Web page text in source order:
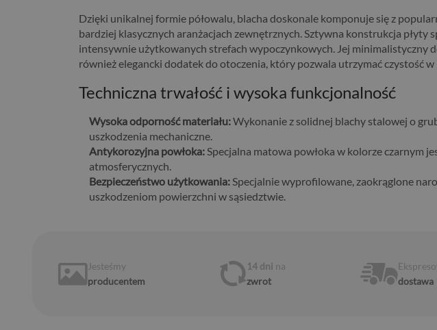
Dzięki unikalnej formie półowalu, blacha doskonale komponuje się z
bardziej klasycznych aranżacjach zewnętrznych. Sztywna konstrukcja płyty
intensywnie użytkowanych strefach wypoczynkowych. Jej minimalistyczny
również elegancki dodatek do otoczenia, który pozwala utrzymać czystość
Techniczna trwałość i wysoka funkcjonalność
Wysoka odporność materiału:Wykonanie z solidnej blachy stalowej o
uszkodzenia mechaniczne.
Antykorozyjna powłoka:Specjalna matowa powłoka w kolorze czarnym
atmosferycznych.
Bezpieczeństwo użytkowania:Specjalnie wyprofilowane, zaokrąglone
uszkodzeniom powierzchni w sąsiedztwie.
Jesteśmy
producentem
14 dni na
zwrot
dostawa